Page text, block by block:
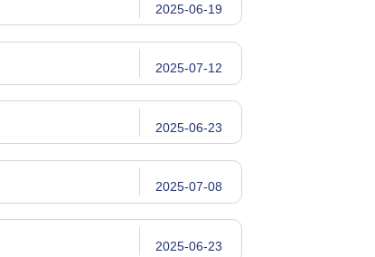
2025-06-19
2025-07-12
2025-06-23
2025-07-08
2025-06-23